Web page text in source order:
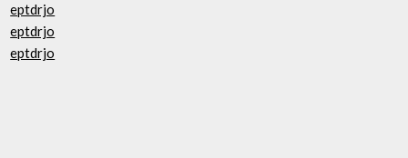
eptdrjo
eptdrjo
eptdrjo